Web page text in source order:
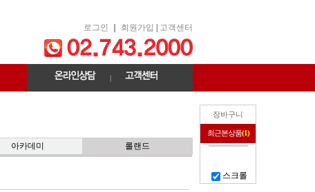
로그인 회원가입 고객센터
|
아카데미 롤랜드
장바구니
최근본상품(1)
스크롤